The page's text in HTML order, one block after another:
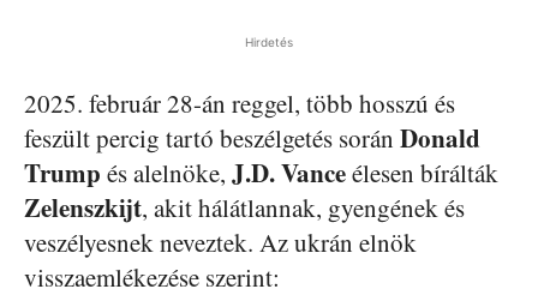
Hirdetés
2025. február 28-án reggel, több hosszú és
feszült percig tartó beszélgetés során Donald
Trump és alelnöke, J.D. Vanceélesen bírálták
Zelenszkijt, akit hálátlannak, gyengének és
veszélyesnek neveztek. Az ukrán elnök
visszaemlékezése szerint: